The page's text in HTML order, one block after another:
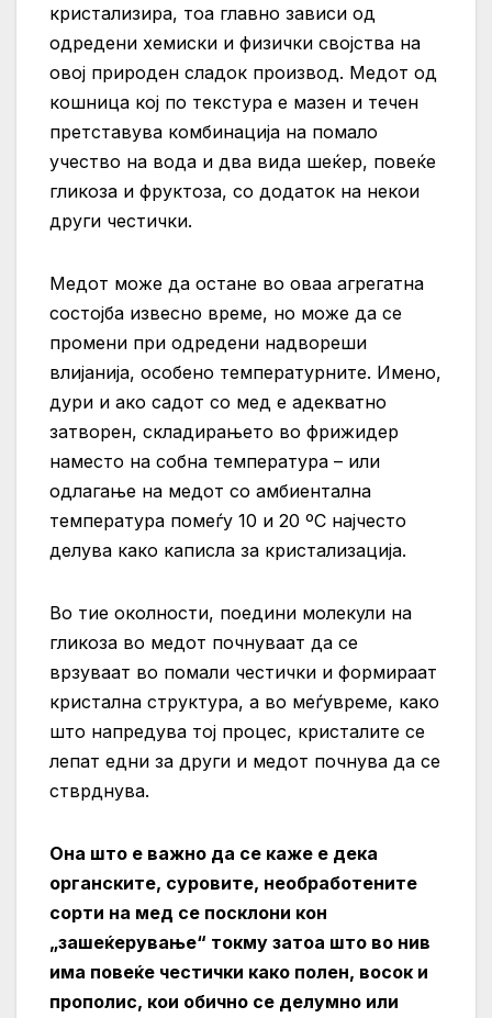
кристализира, тоа главно зависи од
одредени хемиски и физички својства на
овој природен сладок производ. Медот од
кошница кој по текстура е мазен и течен
претставува комбинација на помало
учество на вода и два вида шеќер, повеќе
гликоза и фруктоза, со додаток на некои
други честички.
Медот може да остане во оваа агрегатна
состојба извесно време, но може да се
промени при одредени надвореши
влијанија, особено температурните. Имено,
дури и ако садот со мед е адекватно
затворен, складирањето во фрижидер
наместо на собна температура – или
одлагање на медот со амбиентална
температура помеѓу 10 и 20 ºC најчесто
делува како каписла за кристализација.
Во тие околности, поедини молекули на
гликоза во медот почнуваат да се
врзуваат во помали честички и формираат
кристална структура, а во меѓувреме, како
што напредува тој процес, кристалите се
лепат едни за други и медот почнува да се
стврднува.
Она што е важно да се каже е дека
органските, суровите, необработените
сорти на мед се посклони кон
„зашеќерување“ токму затоа што во нив
има повеќе честички како полен, восок и
прополис, кои обично се делумно или